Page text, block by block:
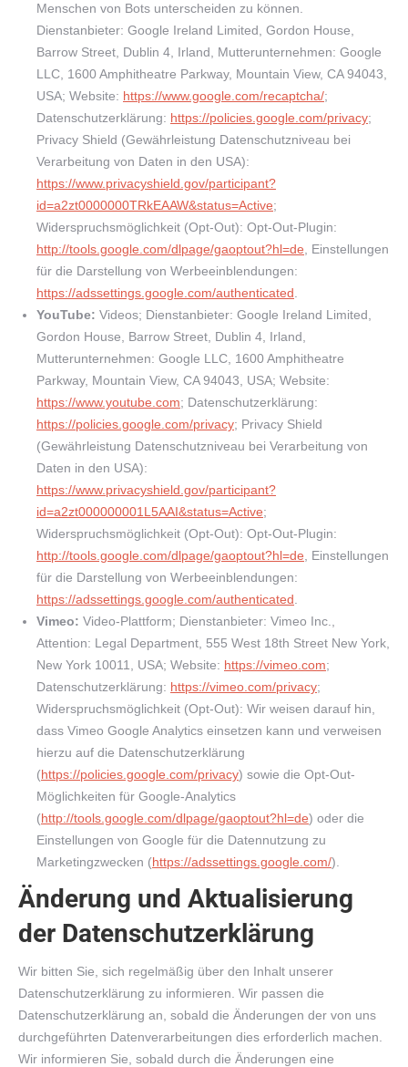
Menschen von Bots unterscheiden zu können.
Dienstanbieter: Google Ireland Limited, Gordon House,
Barrow Street, Dublin 4, Irland, Mutterunternehmen: Google
LLC, 1600 Amphitheatre Parkway, Mountain View, CA 94043,
USA; Website: https://www.google.com/recaptcha/;
Datenschutzerklärung: https://policies.google.com/privacy;
Privacy Shield (Gewährleistung Datenschutzniveau bei
Verarbeitung von Daten in den USA):
https://www.privacyshield.gov/participant?
id=a2zt0000000TRkEAAW&status=Active;
Widerspruchsmöglichkeit (Opt-Out): Opt-Out-Plugin:
http://tools.google.com/dlpage/gaoptout?hl=de , Einstellungen
für die Darstellung von Werbeeinblendungen:
https://adssettings.google.com/authenticated
YouTube: Videos; Dienstanbieter: Google Ireland Limited,
Gordon House, Barrow Street, Dublin 4, Irland,
Mutterunternehmen: Google LLC, 1600 Amphitheatre
Parkway, Mountain View, CA 94043, USA; Website:
https://www.youtube.com; Datenschutzerklärung:
https://policies.google.com/privacy; Privacy Shield
(Gewährleistung Datenschutzniveau bei Verarbeitung von
Daten in den USA):
https://www.privacyshield.gov/participant?
id=a2zt000000001L5AAI&status=Active;
Widerspruchsmöglichkeit (Opt-Out): Opt-Out-Plugin:
http://tools.google.com/dlpage/gaoptout?hl=de , Einstellungen
für die Darstellung von Werbeeinblendungen:
https://adssettings.google.com/authenticated
Vimeo: Video-Plattform; Dienstanbieter: Vimeo Inc.,
Attention: Legal Department, 555 West 18th Street New York,
New York 10011, USA; Website: https://vimeo.com;
Datenschutzerklärung: https://vimeo.com/privacy;
Widerspruchsmöglichkeit (Opt-Out): Wir weisen darauf hin,
dass Vimeo Google Analytics einsetzen kann und verweisen
hierzu auf die Datenschutzerklärung
(https://policies.google.com/privacy) sowie die Opt-Out-
Möglichkeiten für Google-Analytics
(http://tools.google.com/dlpage/gaoptout?hl=de) oder die
Einstellungen von Google für die Datennutzung zu
Marketingzwecken (https://adssettings.google.com/).
Änderung und Aktualisierung
der Datenschutzerklärung
Wir bitten Sie, sich regelmäßig über den Inhalt unserer
Datenschutzerklärung zu informieren. Wir passen die
Datenschutzerklärung an, sobald die Änderungen der von uns
durchgeführten Datenverarbeitungen dies erforderlich machen.
Wir informieren Sie, sobald durch die Änderungen eine